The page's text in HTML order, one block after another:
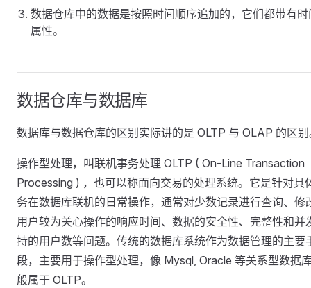
数据仓库中的数据是按照时间顺序追加的，它们都带有时
属性。
数据仓库与数据库
数据库与数据仓库的区别实际讲的是 OLTP 与 OLAP 的区
操作型处理，叫联机事务处理 OLTP ( On-Line Transaction
Processing ) ，也可以称面向交易的处理系统。它是针对具
务在数据库联机的日常操作，通常对少数记录进行查询、修
用户较为关心操作的响应时间、数据的安全性、完整性和并
持的用户数等问题。传统的数据库系统作为数据管理的主要
段，主要用于操作型处理，像 Mysql, Oracle 等关系型数据
般属于 OLTP。